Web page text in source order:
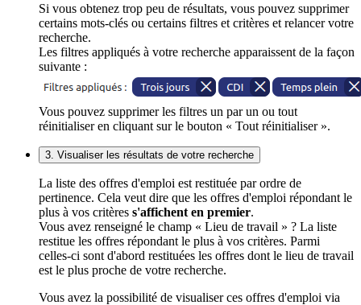
Si vous obtenez trop peu de résultats, vous pouvez supprimer
certains mots-clés ou certains filtres et critères et relancer votre
recherche.
Les filtres appliqués à votre recherche apparaissent de la façon
suivante :
Vous pouvez supprimer les filtres un par un ou tout
réinitialiser en cliquant sur le bouton « Tout réinitialiser ».
3. Visualiser les résultats de votre recherche
La liste des offres d'emploi est restituée par ordre de
pertinence. Cela veut dire que les offres d'emploi répondant le
plus à vos critères s'affichent en premier.
Vous avez renseigné le champ « Lieu de travail » ? La liste
restitue les offres répondant le plus à vos critères. Parmi
celles-ci sont d'abord restituées les offres dont le lieu de travail
est le plus proche de votre recherche.
Vous avez la possibilité de visualiser ces offres d'emploi via